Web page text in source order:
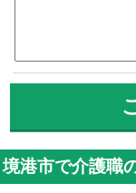
境港市で介護職